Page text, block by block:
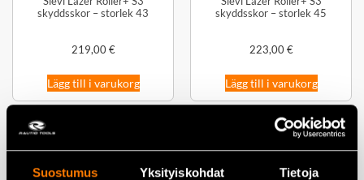
Suostumus Yksityiskohdat Tietoja
skyddsskor – storlek 43
219,00€
Lägg till i varukorg
skyddsskor – storlek 45
223,00€
Lägg till i varukorg